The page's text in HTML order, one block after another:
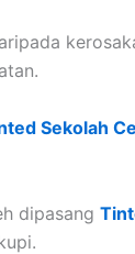
Sekolah
dipasang